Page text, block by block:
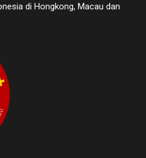
di Hongkong, Macau dan